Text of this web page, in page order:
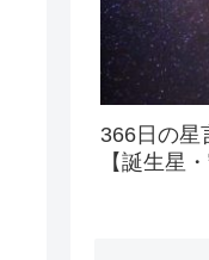
366日の星
【誕生星